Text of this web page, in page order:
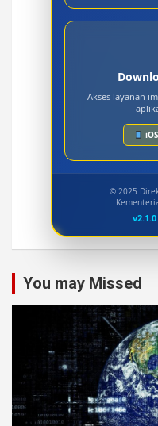
Akses layanan
iOS
© 2025
You may Missed